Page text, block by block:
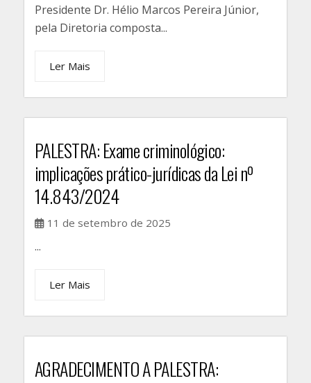
Presidente Dr. Hélio Marcos Pereira Júnior,
pela Diretoria composta...
Ler Mais
PALESTRA: Exame criminológico:
implicações prático-jurídicas da Lei nº
14.843/2024
11 de setembro de 2025
...
Ler Mais
AGRADECIMENTO A PALESTRA: